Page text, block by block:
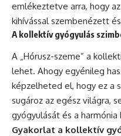
emlékeztetve arra, hogy
kihívással szembenézett
A kollektív gyógyulás
A „Hórusz-szeme” a
lehet. Ahogy egyénileg
képzelheted el, hogy ez a
sugároz az egész világra,
gyógyulását és a
Gyakorlat a kollektív